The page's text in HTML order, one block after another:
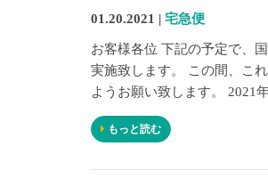
01.20.2021 | 宅急便
お客様各位 下記の予定で、
実施致します。 この間、こ
ようお願い致します。 2021
もっと読む